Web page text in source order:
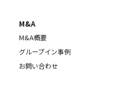
M&A
M&A概要
グループイン事例
お問い合わせ